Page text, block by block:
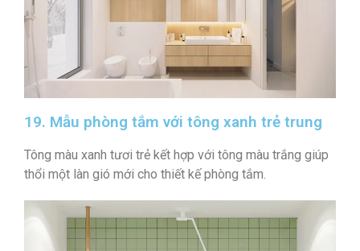
19. Mẫu phòng tắm với tông xanh trẻ trung
Tông màu xanh tươi trẻ kết hợp với tông màu trắng giúp
thổi một làn gió mới cho thiết kế phòng tắm.